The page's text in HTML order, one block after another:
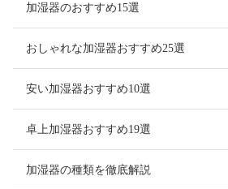
加湿器のおすすめ15選
おしゃれな加湿器おすすめ25選
安い加湿器おすすめ10選
卓上加湿器おすすめ19選
加湿器の種類を徹底解説